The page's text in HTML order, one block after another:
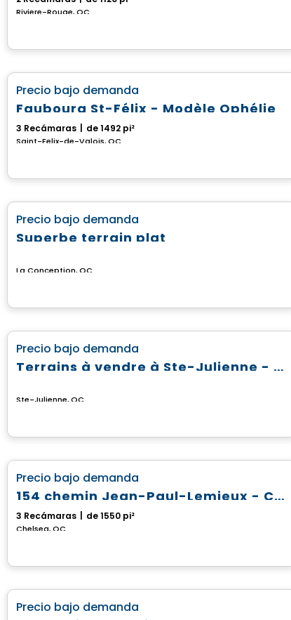
Riviere-Rouge, QC
Casa
Precio bajo demanda
Faubourg St-Félix - Modèle Ophélie
3 Recámaras de 1492 pi²
Saint-Felix-de-Valois, QC
Terreno
Precio bajo demanda
Superbe terrain plat
La Conception, QC
Terreno
Precio bajo demanda
Terrains à vendre à Ste-Julienne - Domaine du Boisé du Parc
Ste-Julienne, QC
Casa
Precio bajo demanda
154 chemin Jean-Paul-Lemieux - Chelsea Creek
3 Recámaras de 1550 pi²
Chelsea, QC
Terreno
Precio bajo demanda